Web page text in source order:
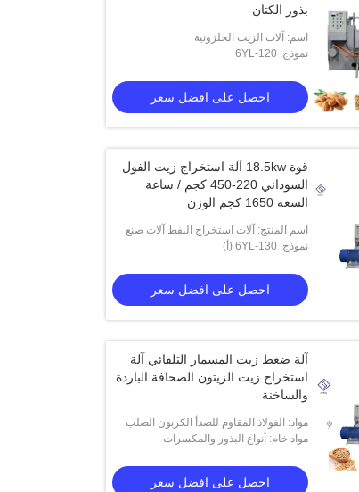
بذور الكتان
اسم: آلات الزيت الحلزونية
نموذج: 6YL-120
احصل على افضل سعر
قوة 18.5kw آلة استخراج زيت الفول
السوداني 220-450 كجم / ساعة
السعة 1650 كجم الوزن
اسم المنتج: آلات استخراج النفط آلات صنع
النفط آلة النفط عالية الجودة
نموذج: 6YL-130 (أ)
احصل على افضل سعر
آلة ضغط زيت المسمار التلقائي آلة
استخراج زيت الزيتون الصحافة الباردة
والساخنة
مواد: الفولاذ المقاوم للصدأ الكربون الصلب
مواد خام: أنواع البذور والمكسرات
احصل على افضل سعر